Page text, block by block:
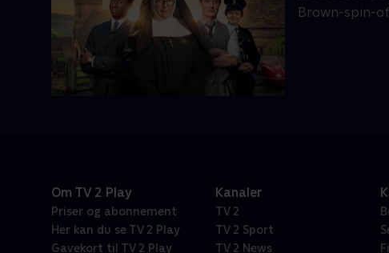
Brown-spin-
Om TV 2 Play
Priser og abonnement
Her kan du se TV 2 Play
Gavekort til TV 2 Play
Kanaler
TV 2
TV 2 Sport
TV 2 News